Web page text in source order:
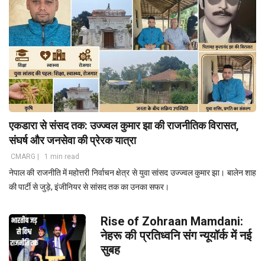
एकडारा से संसद तक: उज्ज्वल कुमार झा की राजनीतिक विरासत,
संघर्ष और जनसेवा की प्रेरक यात्रा
CMARG | 1 min read
नेपाल की राजनीति में महोत्तरी निर्वाचन क्षेत्र से युवा सांसद उज्ज्वल कुमार झा। बालेन शाह
की पार्टी से जुड़े, इंजीनियर से सांसद तक का उनका सफर।
Rise of Zohraan Mamdani:
नेहरू की प्रतिध्वनि संग न्यूयॉर्क में नई
सुबह